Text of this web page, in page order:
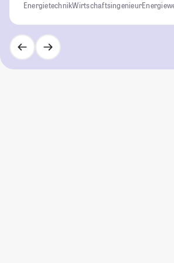
EnergietechnikWirtschaftsingenieur